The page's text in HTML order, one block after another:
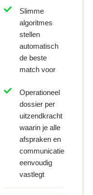
Slimme
algoritmes
stellen
automatisch
de beste
match voor
Operationeel
dossier per
uitzendkracht
waarin je alle
afspraken en
communicatie
eenvoudig
vastlegt